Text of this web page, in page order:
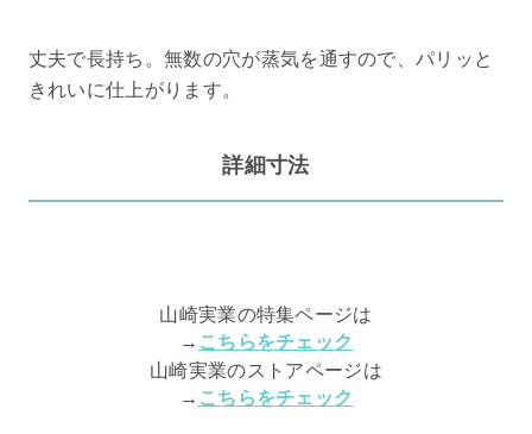
丈夫で長持ち。無数の穴が蒸気を通すので、パリッと
きれいに仕上がります。
詳細寸法
山崎実業の特集ページは
→ こちらをチェック
山崎実業のストアページは
→ こちらをチェック